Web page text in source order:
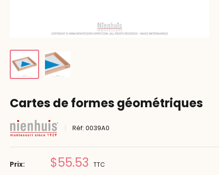
Cartes de formes géométriques
Réf:0039A0
Prix: Prix
$55.53 TTC